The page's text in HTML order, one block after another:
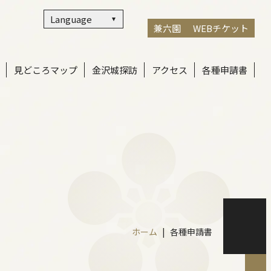
Language
兼六園 WEBチケット
見どころマップ 金沢城探訪 アクセス 各種申請書
ホーム 各種申請書